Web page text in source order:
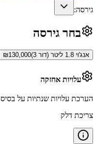
גירסה:
בחר גירסה
אנג'וי 1.8 ליטר (דור 3) ₪130,000
עלויות אחזקה
הערכת עלויות שנתיות על בסיס 15,000 ק״מ בשנה
צריכת דלק